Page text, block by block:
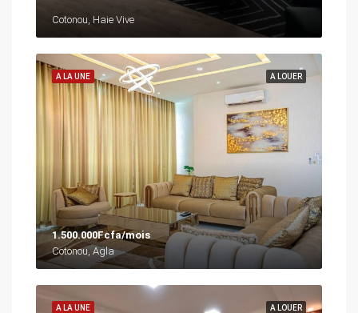
Cotonou, Haie Vive
A LOUER
A LA UNE
1.500.000Fcfa/mois
Cotonou, Agla
A LOUER
A LA UNE